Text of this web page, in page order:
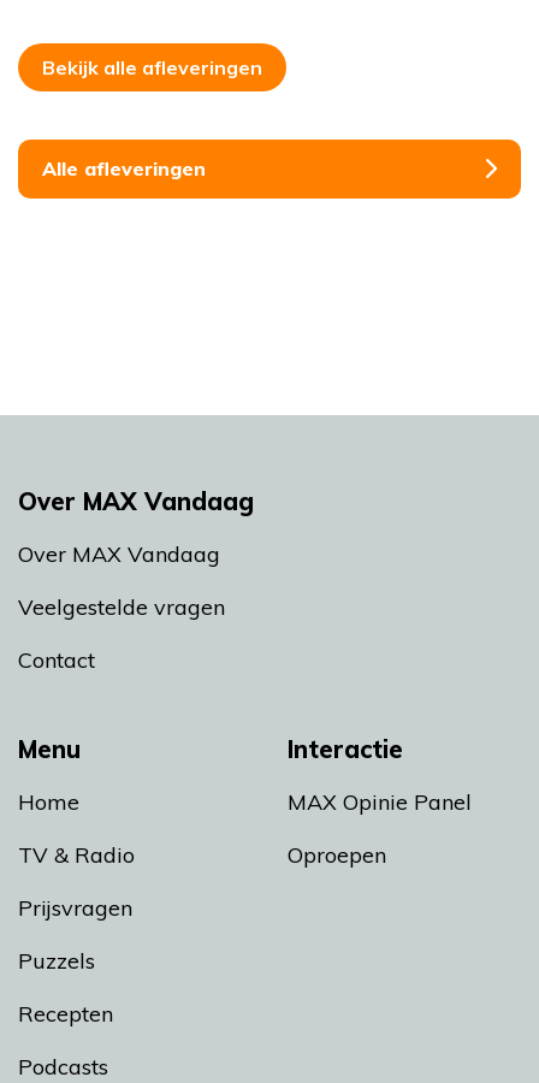
Bekijk alle afleveringen
Alle afleveringen
Menu
Home
TV & Radio
Prijsvragen
Puzzels
Recepten
Podcasts
Interactie
MAX Opinie Panel
Oproepen
Over MAX Vandaag
Over MAX Vandaag
Veelgestelde vragen
Contact